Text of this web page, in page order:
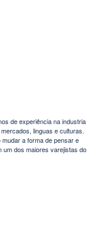
de experiência na industria
linguas e culturas.
a forma de pensar e
um dos maiores varejistas do